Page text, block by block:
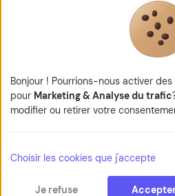
© 2026 Kapt — Tous
Bonjour ! Pourrions-nous activer
pour Marketing & Analyse du trafic
modifier ou retirer votre
Choisir les cookies que j'accepte
Je refuse